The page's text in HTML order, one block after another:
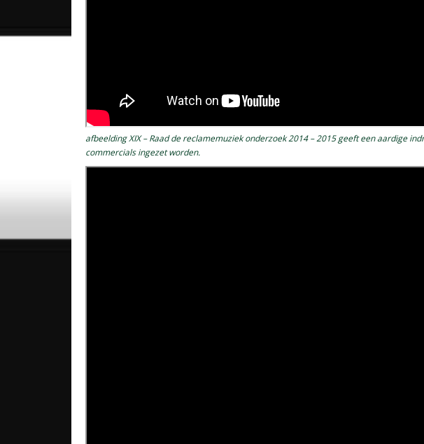
afbeelding XIX – Raad de reclamemuziek onderzoek 2014 – 2015 geeft een aardige
commercials ingezet worden.